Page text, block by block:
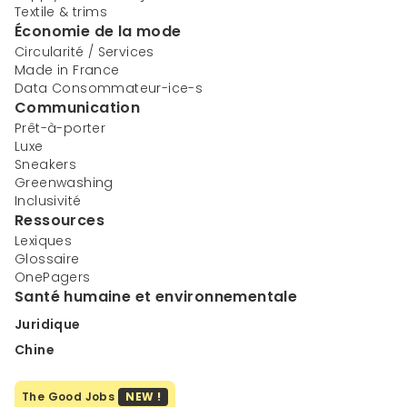
Textile & trims
Économie de la mode
Circularité / Services
Made in France
Data Consommateur-ice-s
Communication
Prêt-à-porter
Luxe
Sneakers
Greenwashing
Inclusivité
Ressources
Lexiques
Glossaire
OnePagers
Santé humaine et environnementale
Juridique
Chine
The Good Jobs NEW !